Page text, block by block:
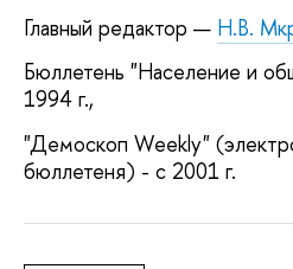
Главный редактор — Н.В.
Бюллетень "Население и
1994 г.,
"Демоскоп Weekly"
бюллетеня) - с 2001 г.